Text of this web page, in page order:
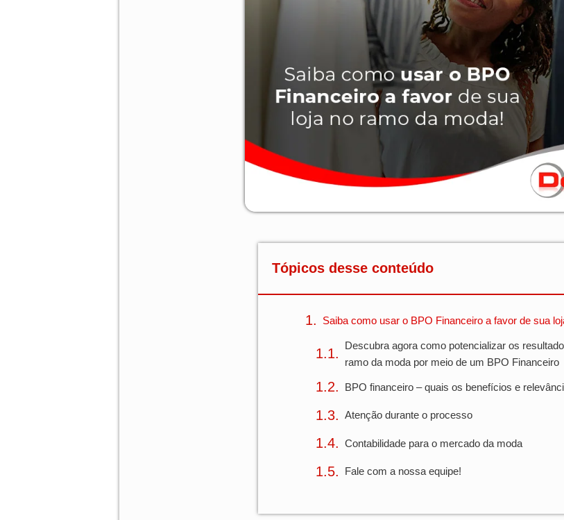
Tópicos desse conteúdo
Saiba como usar o BPO Financeiro a favor de sua
Descubra agora como potencializar os
ramo da moda por meio de um BPO Financeiro
BPO financeiro – quais os benefícios e
Atenção durante o processo
Contabilidade para o mercado da moda
Fale com a nossa equipe!